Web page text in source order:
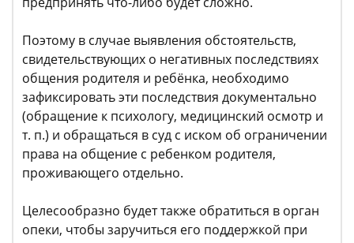
Поэтому в случае выявления обстоятельств,
свидетельствующих о негативных последствиях
общения родителя и ребёнка, необходимо
зафиксировать эти последствия документально
(обращение к психологу, медицинский осмотр и
т. п.) и обращаться в суд с иском об ограничении
права на общение с ребенком родителя,
проживающего отдельно.
Целесообразно будет также обратиться в орган
опеки, чтобы заручиться его поддержкой при